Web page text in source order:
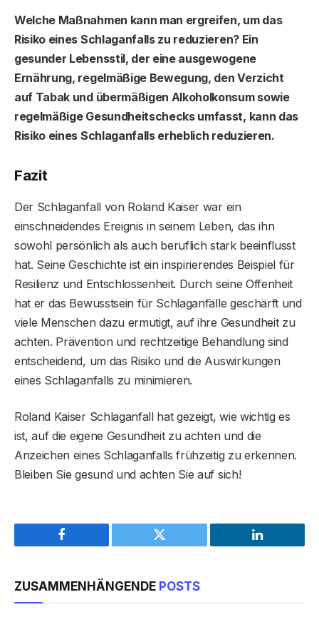
Welche Maßnahmen kann man ergreifen, um das
Risiko eines Schlaganfalls zu reduzieren?Ein
gesunder Lebensstil, der eine ausgewogene
Ernährung, regelmäßige Bewegung, den Verzicht
auf Tabak und übermäßigen Alkoholkonsum sowie
regelmäßige Gesundheitschecks umfasst, kann das
Risiko eines Schlaganfalls erheblich reduzieren.
Fazit
Der Schlaganfall von Roland Kaiser war ein
einschneidendes Ereignis in seinem Leben, das ihn
sowohl persönlich als auch beruflich stark beeinflusst
hat. Seine Geschichte ist ein inspirierendes Beispiel für
Resilienz und Entschlossenheit. Durch seine Offenheit
hat er das Bewusstsein für Schlaganfälle geschärft und
viele Menschen dazu ermutigt, auf ihre Gesundheit zu
achten. Prävention und rechtzeitige Behandlung sind
entscheidend, um das Risiko und die Auswirkungen
eines Schlaganfalls zu minimieren.
Roland Kaiser Schlaganfall hat gezeigt, wie wichtig es
ist, auf die eigene Gesundheit zu achten und die
Anzeichen eines Schlaganfalls frühzeitig zu erkennen.
Bleiben Sie gesund und achten Sie auf sich!
Facebook Twitter LinkedIn
ZUSAMMENHÄNGENDE POSTS